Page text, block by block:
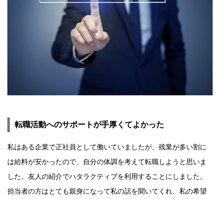
転職活動へのサポートが手厚くてよかった
私はある企業で正社員として働いていましたが、残業が多い割に
は給料が安かったので、自分の体調を考えて転職しようと思いま
した。友人の紹介でハタラクティブを利用することにしました。
担当者の方はとても親身になって私の話を聞いてくれ、私の希望